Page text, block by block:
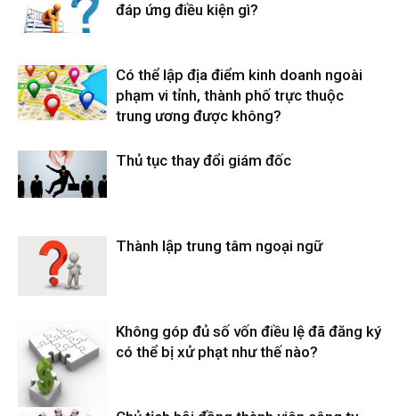
đáp ứng điều kiện gì?
Có thể lập địa điểm kinh doanh ngoài
phạm vi tỉnh, thành phố trực thuộc
trung ương được không?
Thủ tục thay đổi giám đốc
Thành lập trung tâm ngoại ngữ
Không góp đủ số vốn điều lệ đã đăng ký
có thể bị xử phạt như thế nào?